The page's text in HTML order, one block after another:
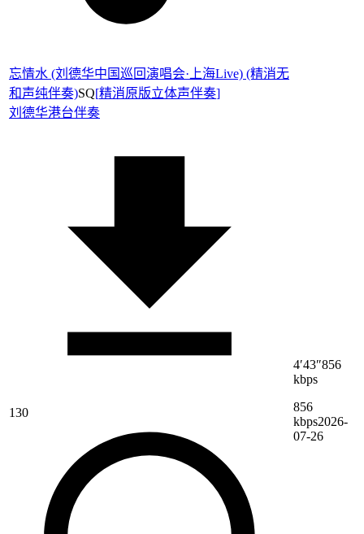
忘情水 (刘德华中国巡回演唱会·上海Live) (精消无
和声纯伴奏)SQ[精消原版立体声伴奏]
刘德华港台伴奏
130
4′43″856
kbps
856
kbps2026-
07-26